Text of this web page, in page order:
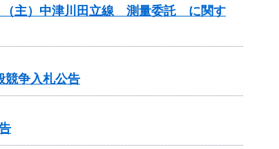
（主）中津川田立線 測量委託 に関す
競争入札公告